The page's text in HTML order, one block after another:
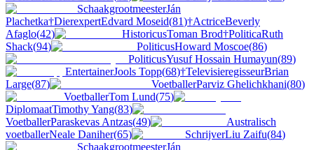
SchaakgrootmeesterJán
Plachetka†DierexpertEdvard Moseid(81)†ActriceBeverly
Afaglo(42) HistoricusToman Brod†PoliticaRuth
Shack(94) PoliticusHoward Moscoe(86)
PoliticusYusuf Hossain Humayun(89)
EntertainerJools Topp(68)†TelevisieregisseurBrian
Large(87) VoetballerParviz Ghelichkhani(80)
VoetballerTom Lund(75)
DiplomaatTimothy Yang(83)
VoetballerParaskevas Antzas(49)
Australisch
voetballerNeale Daniher(65) SchrijverLiu Zaifu(84)
SchaakgrootmeesterJán